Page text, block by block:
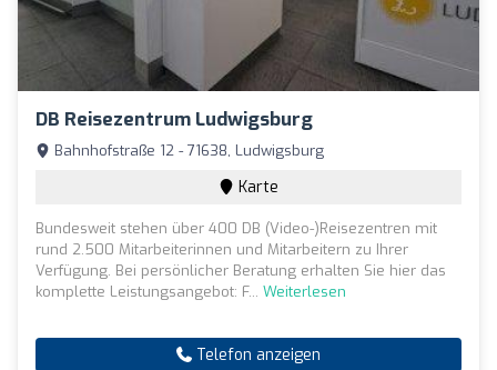
DB Reisezentrum Ludwigsburg
Bahnhofstraße 12 - 71638, Ludwigsburg
Karte
Bundesweit stehen über 400 DB (Video-)Reisezentren mit
rund 2.500 Mitarbeiterinnen und Mitarbeitern zu Ihrer
Verfügung. Bei persönlicher Beratung erhalten Sie hier das
komplette Leistungsangebot: F... Weiterlesen
Telefon anzeigen